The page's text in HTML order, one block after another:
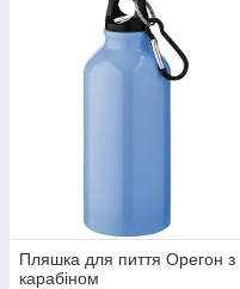
Пляшка для пиття Орегон з
карабіном